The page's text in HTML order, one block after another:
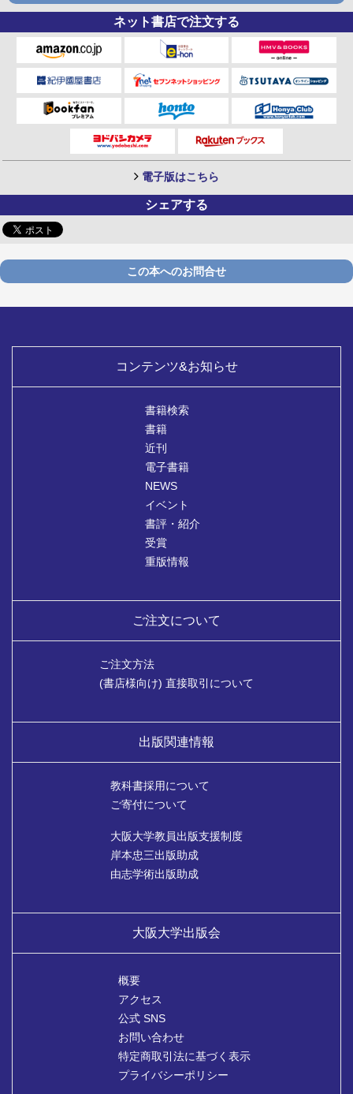
ネット書店で注文する
電子版はこちら
シェアする
この本へのお問合せ
コンテンツ&お知らせ
書籍検索
書籍
近刊
電子書籍
NEWS
イベント
書評・紹介
受賞
重版情報
ご注文について
ご注文方法
(書店様向け) 直接取引について
出版関連情報
教科書採用について
ご寄付について
大阪大学教員出版支援制度
岸本忠三出版助成
由志学術出版助成
大阪大学出版会
概要
アクセス
公式 SNS
お問い合わせ
特定商取引法に基づく表示
プライバシーポリシー